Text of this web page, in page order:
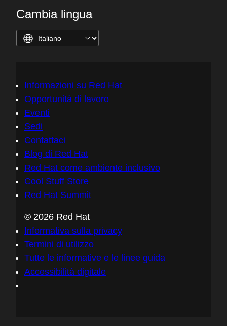
Cambia lingua
Informazioni su Red Hat
Opportunità di lavoro
Eventi
Sedi
Contattaci
Blog di Red Hat
Red Hat come ambiente inclusivo
Cool Stuff Store
Red Hat Summit
© 2026 Red Hat
Informativa sulla privacy
Termini di utilizzo
Tutte le informative e le linee guida
Accessibilità digitale